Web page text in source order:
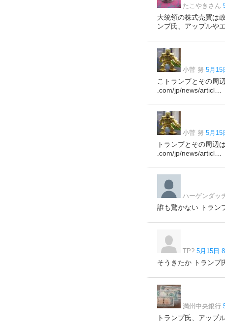
たこやきさん
大統領の株式売買は
ンプ氏、アップルや
小菅 努 5月15
こトランプとその周
.com/jp/news/articl…
小菅 努 5月15
トランプとその周辺
.com/jp/news/articl…
ハーゲンダッ
誰も驚かない トラン
TP? 5月15日
そうきたか トランプ
満州中央銀行
トランプ氏、アップ